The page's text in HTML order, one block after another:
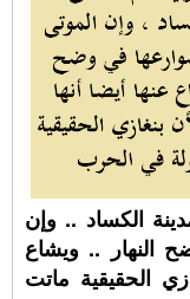
الكساد .. وإن
النهار .. ويشاع
الحقيقية ماتت